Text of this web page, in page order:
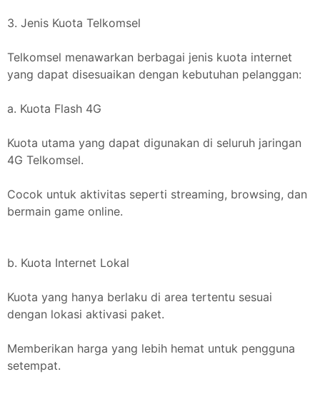
3. Jenis Kuota Telkomsel
Telkomsel menawarkan berbagai jenis kuota internet
yang dapat disesuaikan dengan kebutuhan pelanggan:
a. Kuota Flash 4G
Kuota utama yang dapat digunakan di seluruh jaringan
4G Telkomsel.
Cocok untuk aktivitas seperti streaming, browsing, dan
bermain game online.
b. Kuota Internet Lokal
Kuota yang hanya berlaku di area tertentu sesuai
dengan lokasi aktivasi paket.
Memberikan harga yang lebih hemat untuk pengguna
setempat.